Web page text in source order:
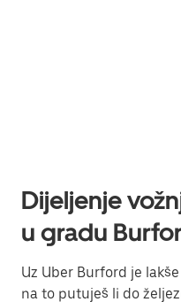
Dijeljenje
u gradu
Uz Uber Burford je
na to putuješ li do